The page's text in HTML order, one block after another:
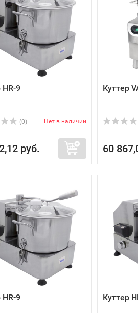
HR-9
(0) Нет в наличии
руб.
Куттер
60
HR-9 Куттер